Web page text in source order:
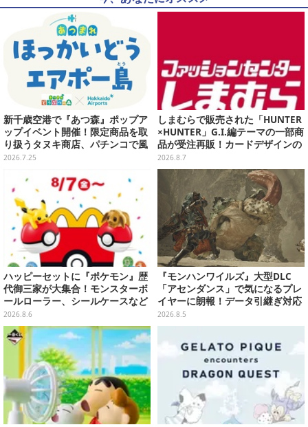
新千歳空港で『あつ森』ポップア
ップイベント開催！限定商品を取
り扱うタヌキ商店、パチンコで風
船を狙う体験ゲームなど
2026.7.25
しまむらで販売された「HUNTER
×HUNTER」G.I.編テーマの一部商
品が受注再販！カードデザインの
キーホルダーや、キルアたちのセ
リフ付ソックスなど
2026.8.7
ハッピーセットに『ポケモン』歴
代御三家が大集合！モンスターボ
ールローラー、シールケースなど
全12種
2026.8.6
『モンハンワイルズ』大型DLC
「アセンダンス」で気になるプレ
イヤーに朗報！データ引継ぎ対応
の「序盤体験版」が本日8月5日配
信
2026.8.5